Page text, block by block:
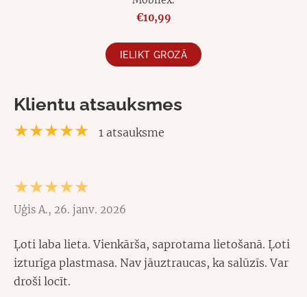
€10,99
IELIKT GROZĀ
Klientu atsauksmes
★★★★★ 1 atsauksme
★★★★★
Uģis A., 26. janv. 2026
Ļoti laba lieta. Vienkārša, saprotama lietošanā. Ļoti
izturīga plastmasa. Nav jāuztraucas, ka salūzīs. Var
droši locīt.